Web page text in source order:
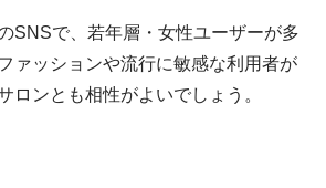
SNSで、若年層・女性ユーザーが多
ァッションや流行に敏感な利用者が
ロンとも相性がよいでしょう。